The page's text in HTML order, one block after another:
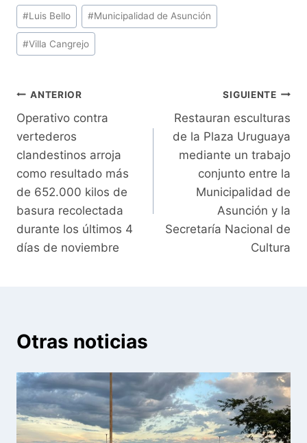
Etiquetas
de
la
#Luis Bello #Municipalidad de Asunción
#Villa Cangrejo
Navegación
de
entradas
ANTERIOR
Operativo contra
vertederos
clandestinos arroja
como resultado más
de 652.000 kilos de
basura recolectada
durante los últimos 4
días de noviembre
SIGUIENTE
Restauran esculturas
de la Plaza Uruguaya
mediante un trabajo
conjunto entre la
Municipalidad de
Asunción y la
Secretaría Nacional de
Cultura
Otras noticias